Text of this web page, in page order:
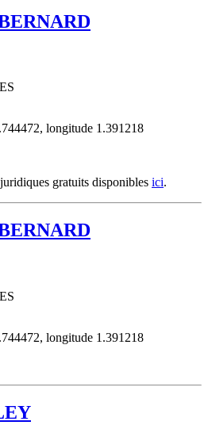
longitude 1.391218
gratuits disponibles ici.
longitude 1.391218